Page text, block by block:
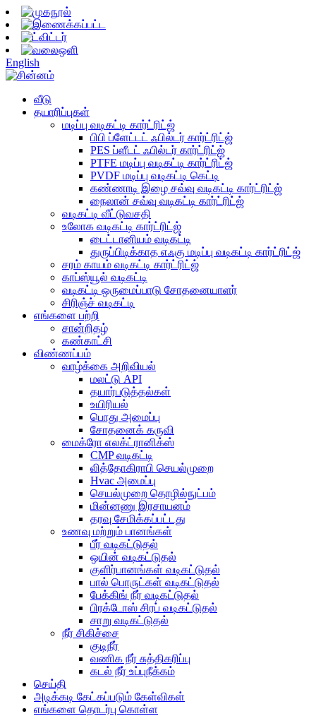
English
வீடு
தயாரிப்புகள்
மடிப்பு வடிகட்டி கார்ட்ரிட்ஜ்
பிபி ப்ளேட்டட் ஃபில்டர் கார்ட்ரிட்ஜ்
PES ப்ளீடட் ஃபில்டர் கார்ட்ரிட்ஜ்
PTFE மடிப்பு வடிகட்டி கார்ட்ரிட்ஜ்
PVDF மடிப்பு வடிகட்டி கெட்டி
கண்ணாடி இழை சவ்வு வடிகட்டி கார்ட்ரிட்ஜ்
நைலான் சவ்வு வடிகட்டி கார்ட்ரிட்ஜ்
வடிகட்டி வீட்டுவசதி
உலோக வடிகட்டி கார்ட்ரிட்ஜ்
டைட்டானியம் வடிகட்டி
துருப்பிடிக்காத எஃகு மடிப்பு வடிகட்டி கார்ட்ரிட்ஜ்
சரம் காயம் வடிகட்டி கார்ட்ரிட்ஜ்
காப்ஸ்யூல் வடிகட்டி
வடிகட்டி ஒருமைப்பாடு சோதனையாளர்
சிரிஞ்ச் வடிகட்டி
எங்களை பற்றி
சான்றிதழ்
கண்காட்சி
விண்ணப்பம்
வாழ்க்கை அறிவியல்
மலட்டு API
தயார்படுத்தல்கள்
உயிரியல்
பொது அமைப்பு
சோதனைக் கருவி
மைக்ரோ எலக்ட்ரானிக்ஸ்
CMP வடிகட்டி
லித்தோகிராபி செயல்முறை
Hvac அமைப்பு
செயல்முறை தொழில்நுட்பம்
மின்னணு இரசாயனம்
தரவு சேமிக்கப்பட்டது
உணவு மற்றும் பானங்கள்
பீர் வடிகட்டுதல்
ஒயின் வடிகட்டுதல்
குளிர்பானங்கள் வடிகட்டுதல்
பால் பொருட்கள் வடிகட்டுதல்
பேக்கிங் நீர் வடிகட்டுதல்
பிரக்டோஸ் சிரப் வடிகட்டுதல்
சாறு வடிகட்டுதல்
நீர் சிகிச்சை
குடிநீர்
வணிக நீர் சுத்திகரிப்பு
கடல் நீர் உப்புநீக்கம்
செய்தி
அடிக்கடி கேட்கப்படும் கேள்விகள்
எங்களை தொடர்பு கொள்ள